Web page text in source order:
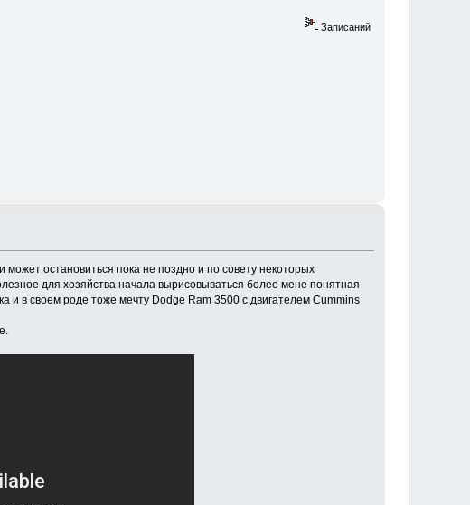
Записаний
остановиться пока не поздно и по совету некоторых
для хозяйства начала вырисовываться более мене понятная
и в своем роде тоже мечту Dodge Ram 3500 с двигателем Cummins